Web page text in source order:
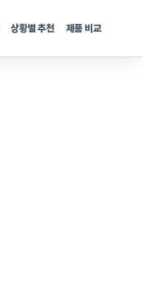
상황별 추천 제품 비교